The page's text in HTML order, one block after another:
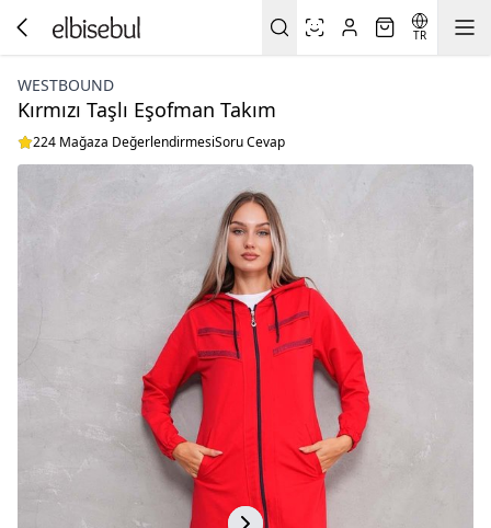
TR
WESTBOUND
Kırmızı Taşlı Eşofman Takım
224 Mağaza DeğerlendirmesiSoru Cevap